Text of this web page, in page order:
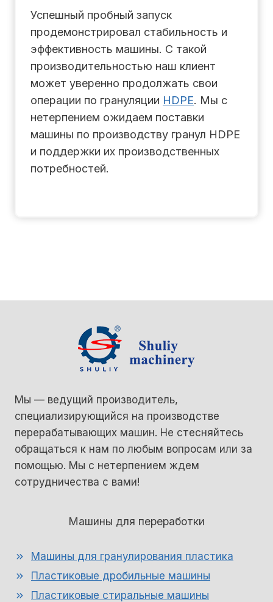
Успешный пробный запуск
продемонстрировал стабильность и
эффективность машины. С такой
производительностью наш клиент
может уверенно продолжать свои
операции по грануляции HDPE. Мы с
нетерпением ожидаем поставки
машины по производству гранул HDPE
и поддержки их производственных
потребностей.
Мы — ведущий производитель,
специализирующийся на производстве
перерабатывающих машин. Не стесняйтесь
обращаться к нам по любым вопросам или за
помощью. Мы с нетерпением ждем
сотрудничества с вами!
Машины для переработки
Машины для гранулирования пластика
Пластиковые дробильные машины
Пластиковые стиральные машины